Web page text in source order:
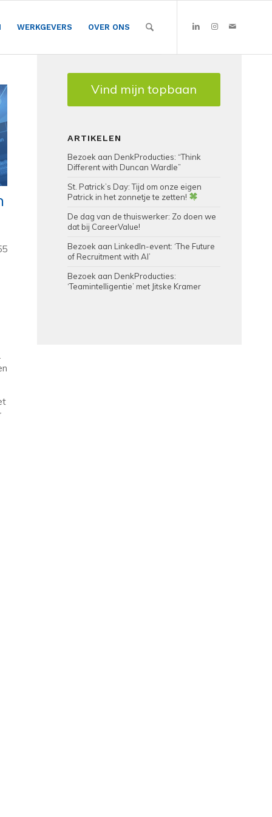
WERKGEVERS OVER ONS
Vind mijn topbaan
ARTIKELEN
Bezoek aan DenkProducties: “Think
Different with Duncan Wardle”
St. Patrick’s Day: Tijd om onze eigen
Patrick in het zonnetje te zetten!
De dag van de thuiswerker: Zo doen we
dat bij CareerValue!
Bezoek aan LinkedIn-event: ‘The Future
of Recruitment with AI’
Bezoek aan DenkProducties:
‘Teamintelligentie’ met Jitske Kramer